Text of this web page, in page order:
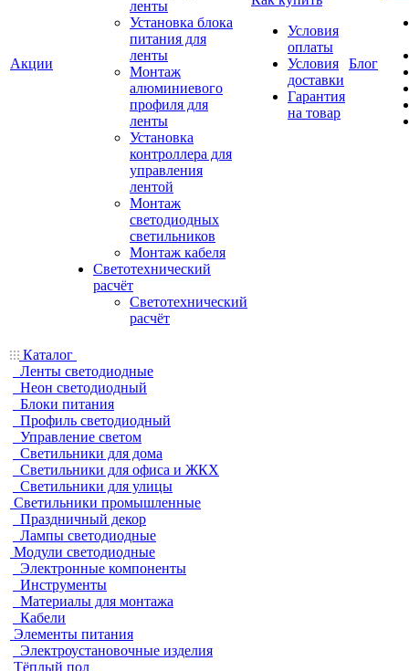
Акции
ленты
Установка блока
питания для
ленты
Монтаж
алюминиевого
профиля для
ленты
Установка
контроллера для
управления
лентой
Монтаж
светодиодных
светильников
Монтаж кабеля
Светотехнический
расчёт
Светотехнический
расчёт
Условия
оплаты
Условия
доставки
Гарантия
на товар
Блог
Каталог
Ленты светодиодные
Неон светодиодный
Блоки питания
Профиль светодиодный
Управление светом
Светильники для дома
Светильники для офиса и ЖКХ
Светильники для улицы
Светильники промышленные
Праздничный декор
Лампы светодиодные
Модули светодиодные
Электронные компоненты
Инструменты
Материалы для монтажа
Кабели
Элементы питания
Электроустановочные изделия
Тёплый пол